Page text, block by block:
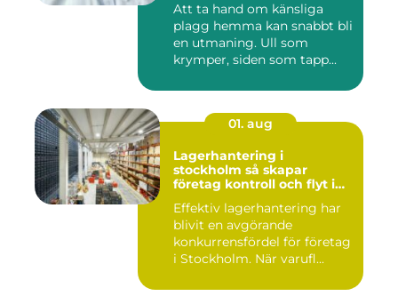
Att ta hand om känsliga
plagg hemma kan snabbt bli
en utmaning. Ull som
krymper, siden som tapp...
01. aug
Lagerhantering i
stockholm så skapar
företag kontroll och flyt i
Effektiv lagerhantering har
blivit en avgörande
konkurrensfördel för företag
i Stockholm. När varufl...